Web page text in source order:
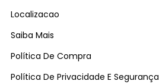
Localizacao
Saiba Mais
Política De Compra
Política De Privacidade E Segurança